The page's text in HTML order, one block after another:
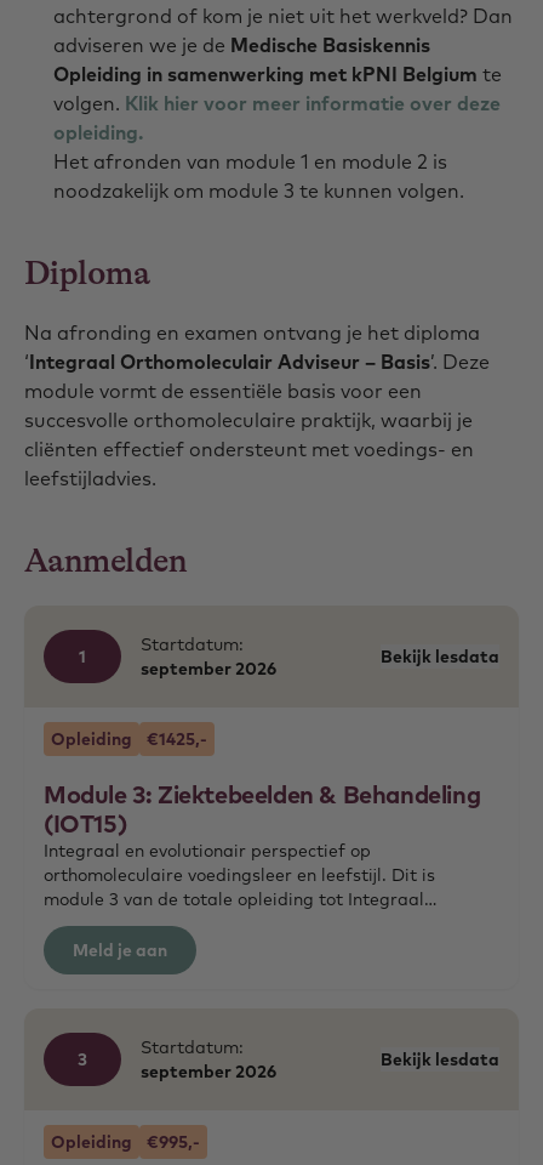
achtergrond of kom je niet uit het werkveld? Dan
adviseren we je de Medische Basiskennis
Opleiding in samenwerking met kPNI Belgium te
volgen. Klik hier voor meer informatie over deze
opleiding.
Het afronden van module 1 en module 2 is
noodzakelijk om module 3 te kunnen volgen.
Diploma
Na afronding en examen ontvang je het diploma
‘Integraal Orthomoleculair Adviseur – Basis’. Deze
module vormt de essentiële basis voor een
succesvolle orthomoleculaire praktijk, waarbij je
cliënten effectief ondersteunt met voedings- en
leefstijladvies.
Aanmelden
1
Startdatum:
september 2026
Bekijk lesdata
Opleiding €1425,-
Module 3: Ziektebeelden & Behandeling
(IOT15)
Integraal en evolutionair perspectief op
orthomoleculaire voedingsleer en leefstijl. Dit is
module 3 van de totale opleiding tot Integraal
Orthomoleculair Therapeut.
Meld je aan
3
Startdatum:
september 2026
Bekijk lesdata
Opleiding €995,-